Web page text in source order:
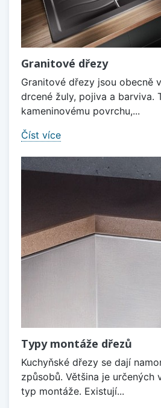
Granitové dřezy
Granitové dřezy jsou obecně
drcené žuly, pojiva a barviva.
kameninovému povrchu,...
Číst více
Typy montáže dřezů
Kuchyňské dřezy se dají
způsobů. Většina je určených
typ montáže. Existují...